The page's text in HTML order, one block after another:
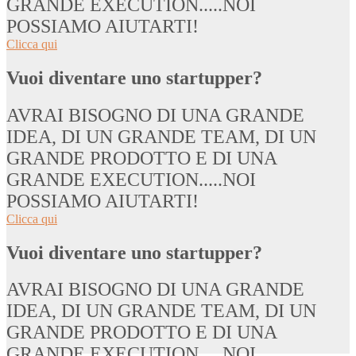
GRANDE EXECUTION.....NOI
POSSIAMO AIUTARTI!
Clicca qui
Vuoi diventare uno startupper?
AVRAI BISOGNO DI UNA GRANDE
IDEA, DI UN GRANDE TEAM, DI UN
GRANDE PRODOTTO E DI UNA
GRANDE EXECUTION.....NOI
POSSIAMO AIUTARTI!
Clicca qui
Vuoi diventare uno startupper?
AVRAI BISOGNO DI UNA GRANDE
IDEA, DI UN GRANDE TEAM, DI UN
GRANDE PRODOTTO E DI UNA